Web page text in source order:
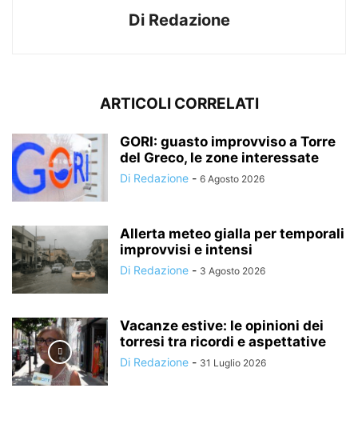
Di Redazione
ARTICOLI CORRELATI
GORI: guasto improvviso a Torre
del Greco, le zone interessate
Di Redazione - 6 Agosto 2026
Allerta meteo gialla per temporali
improvvisi e intensi
Di Redazione - 3 Agosto 2026
Vacanze estive: le opinioni dei
torresi tra ricordi e aspettative
Di Redazione - 31 Luglio 2026